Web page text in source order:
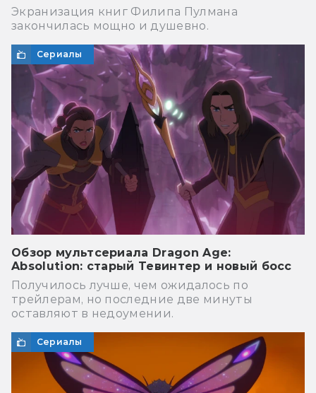
Экранизация книг Филипа Пулмана
закончилась мощно и душевно.
Сериалы
Обзор мультсериала Dragon Age:
Absolution: старый Тевинтер и новый босс
Получилось лучше, чем ожидалось по
трейлерам, но последние две минуты
оставляют в недоумении.
Сериалы